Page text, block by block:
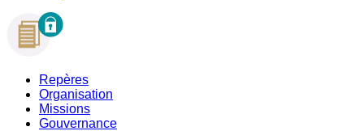
Repères
Organisation
Missions
Gouvernance